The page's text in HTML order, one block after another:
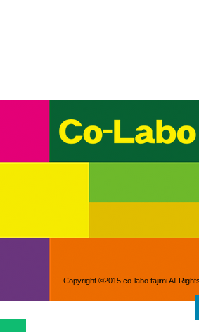
Copyright ©2015 co-labo tajimi All